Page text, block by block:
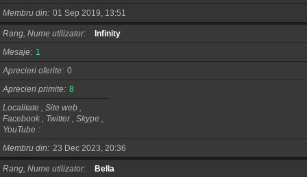
Membru din
01 Sep 2019, 13:51
Rang, Nume utilizator
Infinity
Mesaje
1
Aprecieri oferite 0
Aprecieri primite 8
Localitate , Site web ,
Facebook , Twitter , Skype ,
YouTube
Membru din
23 Dec 2023, 20:36
Rang, Nume utilizator
Bella